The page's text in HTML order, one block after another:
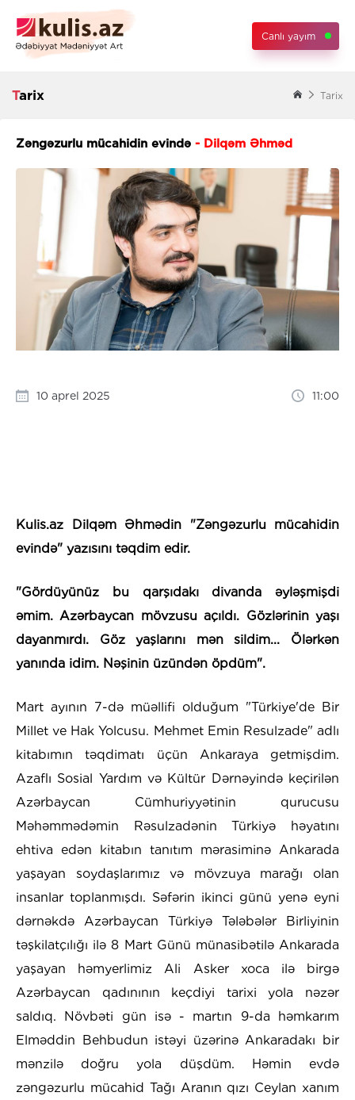
Canlı yayım
Tarix Tarix
Zəngəzurlu mücahidin evində - Dilqəm Əhməd
10 aprel 2025 11:00
Kulis.az Dilqəm Əhmədin "Zəngəzurlu mücahidin
evində" yazısını təqdim edir.
"Gördüyünüz bu qarşıdakı divanda əyləşmişdi
əmim. Azərbaycan mövzusu açıldı. Gözlərinin yaşı
dayanmırdı. Göz yaşlarını mən sildim... Ölərkən
yanında idim. Nəşinin üzündən öpdüm".
Mart ayının 7-də müəllifi olduğum "Türkiye'de Bir
Millet ve Hak Yolcusu. Mehmet Emin Resulzade" adlı
kitabımın təqdimatı üçün Ankaraya getmişdim.
Azaflı Sosial Yardım və Kültür Dərnəyində keçirilən
Azərbaycan Cümhuriyyətinin qurucusu
Məhəmmədəmin Rəsulzadənin Türkiyə həyatını
ehtiva edən kitabın tanıtım mərasiminə Ankarada
yaşayan soydaşlarımız və mövzuya marağı olan
insanlar toplanmışdı. Səfərin ikinci günü yenə eyni
dərnəkdə Azərbaycan Türkiyə Tələbələr Birliyinin
təşkilatçılığı ilə 8 Mart Günü münasibətilə Ankarada
yaşayan həmyerlimiz Ali Asker xoca ilə birgə
Azərbaycan qadınının keçdiyi tarixi yola nəzər
saldıq. Növbəti gün isə - martın 9-da həmkarım
Elməddin Behbudun istəyi üzərinə Ankaradakı bir
mənzilə doğru yola düşdüm. Həmin evdə
zəngəzurlu mücahid Tağı Aranın qızı Ceylan xanım